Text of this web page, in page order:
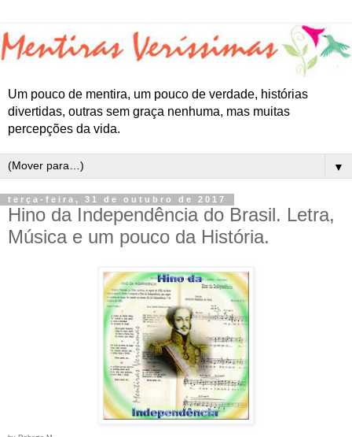
Um pouco de mentira, um pouco de verdade, histórias
divertidas, outras sem graça nenhuma, mas muitas
percepções da vida.
▼
terça-feira, 31 de outubro de 2017
Hino da Independência do Brasil. Letra,
Música e um pouco da História.